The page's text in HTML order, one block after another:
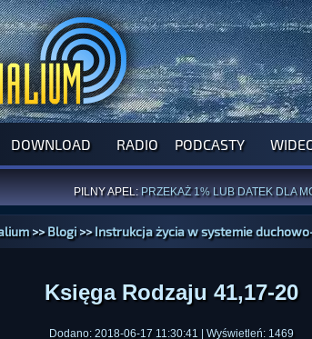
DOWNLOAD RADIO PODCASTY
SPRAWDŹ PROGRAM NA NAJBLIŻSZY
PILNY APEL: PRZEKAŻ 1% LUB DATEK DLA
ZAŁOŻPARANORMALNEGO BLOGAI
>>Blogi>>Instrukcja życia w systemie
Księga Rodzaju 41,17-20
Dodano: 2018-06-17 11:30:41 | Wyświetleń: 1469